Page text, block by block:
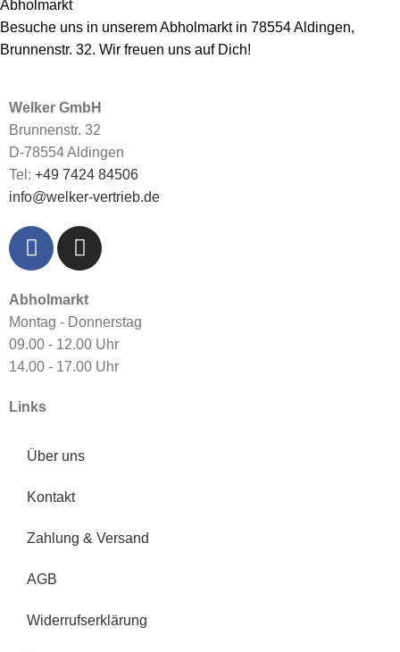
Abholmarkt
Besuche uns in unserem Abholmarkt in 78554 Aldingen,
Brunnenstr. 32. Wir freuen uns auf Dich!
Welker GmbH
Brunnenstr. 32
D-78554 Aldingen
Tel: +49 7424 84506
info@welker-vertrieb.de
Abholmarkt
Montag - Donnerstag
09.00 - 12.00 Uhr
14.00 - 17.00 Uhr
Links
Über uns
Kontakt
Zahlung & Versand
AGB
Widerrufserklärung